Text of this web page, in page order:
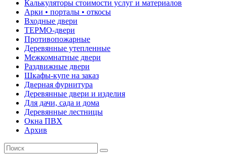
Калькуляторы стоимости услуг и материалов
Арки • порталы • откосы
Входные двери
ТЕРМО-двери
Противопожарные
Деревянные утепленные
Межкомнатные двери
Раздвижные двери
Шкафы-купе на заказ
Дверная фурнитура
Деревянные двери и изделия
Для дачи, сада и дома
Деревянные лестницы
Окна ПВХ
Архив